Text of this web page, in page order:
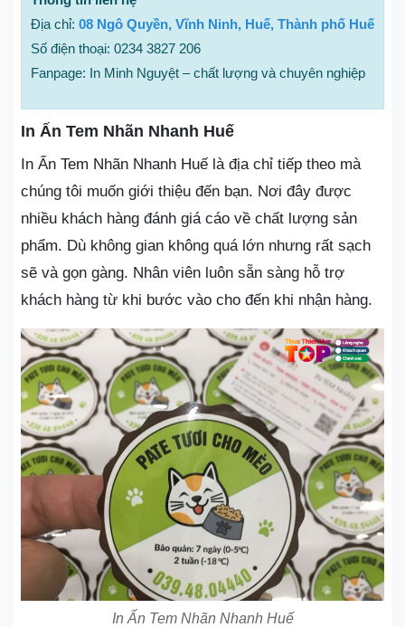
Địa chỉ: 08 Ngô Quyền, Vĩnh Ninh, Huế, Thành phố Huế
Số điện thoại: 0234 3827 206
Fanpage: In Minh Nguyệt – chất lượng và chuyên nghiệp
In Ấn Tem Nhãn Nhanh Huế
In Ấn Tem Nhãn Nhanh Huế là địa chỉ tiếp theo mà
chúng tôi muốn giới thiệu đến bạn. Nơi đây được
nhiều khách hàng đánh giá cáo về chất lượng sản
phẩm. Dù không gian không quá lớn nhưng rất sạch
sẽ và gọn gàng. Nhân viên luôn sẵn sàng hỗ trợ
khách hàng từ khi bước vào cho đến khi nhận hàng.
In Ấn Tem Nhãn Nhanh Huế